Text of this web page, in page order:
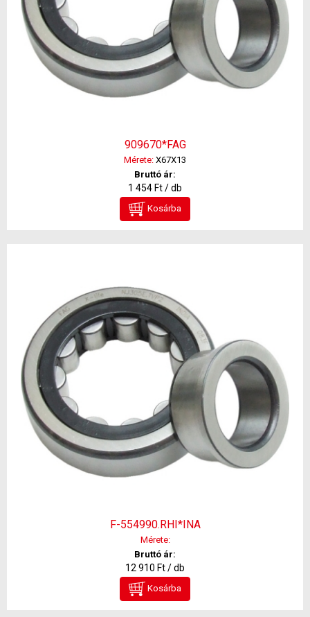
909670*FAG
Mérete: X67X13
Bruttó ár:
1 454 Ft / db
Kosárba
F-554990.RHI*INA
Mérete:
Bruttó ár:
12 910 Ft / db
Kosárba